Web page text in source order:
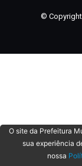
© Copyright
O site da Prefeitura
sua experiência
nossa